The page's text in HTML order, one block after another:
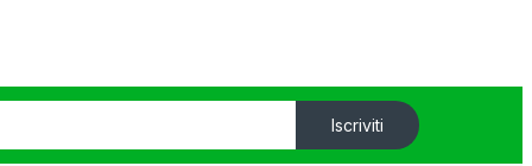
Iscriviti